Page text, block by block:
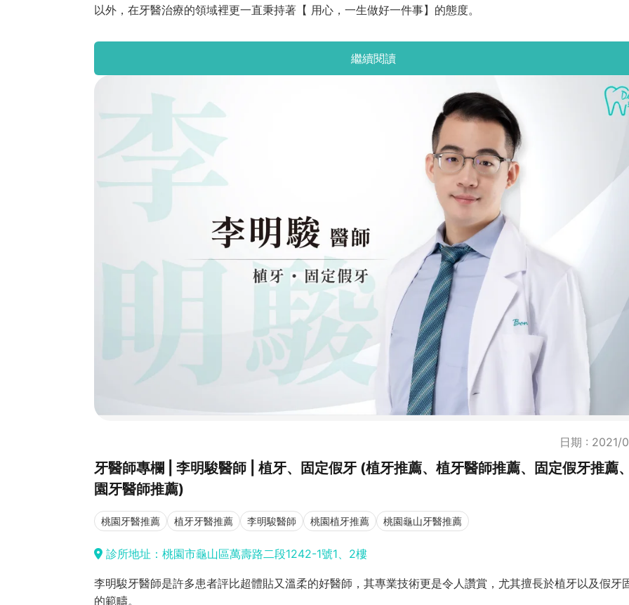
以外，在牙醫治療的領域裡更一直秉持著【 用心，一生做好一件事】的態度。
繼續閱讀
日期 : 2021/
牙醫師專欄 | 李明駿醫師 | 植牙、固定假牙 (植牙推薦、植牙醫師推薦、固定假牙推薦
園牙醫師推薦)
桃園牙醫推薦 植牙牙醫推薦 李明駿醫師 桃園植牙推薦 桃園龜山牙醫推薦
診所地址：桃園市龜山區萬壽路二段1242-1號1、2樓
李明駿牙醫師是許多患者評比超體貼又溫柔的好醫師，其專業技術更是令人讚賞，尤其擅長於植牙以及假牙
的範疇。